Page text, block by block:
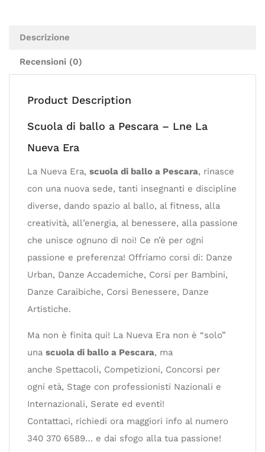
Descrizione
Recensioni (0)
Product Description
Scuola di ballo a Pescara – Lne La
Nueva Era
La Nueva Era, scuola di ballo a Pescara, rinasce
con una nuova sede, tanti insegnanti e discipline
diverse, dando spazio al ballo, al fitness, alla
creatività, all’energia, al benessere, alla passione
che unisce ognuno di noi! Ce n’è per ogni
passione e preferenza! Offriamo corsi di: Danze
Urban, Danze Accademiche, Corsi per Bambini,
Danze Caraibiche, Corsi Benessere, Danze
Artistiche.
Ma non è finita qui! La Nueva Era non è “solo”
una scuola di ballo a Pescara, ma
anche Spettacoli, Competizioni, Concorsi per
ogni età, Stage con professionisti Nazionali e
Internazionali, Serate ed eventi!
Contattaci, richiedi ora maggiori info al numero
340 370 6589… e dai sfogo alla tua passione!